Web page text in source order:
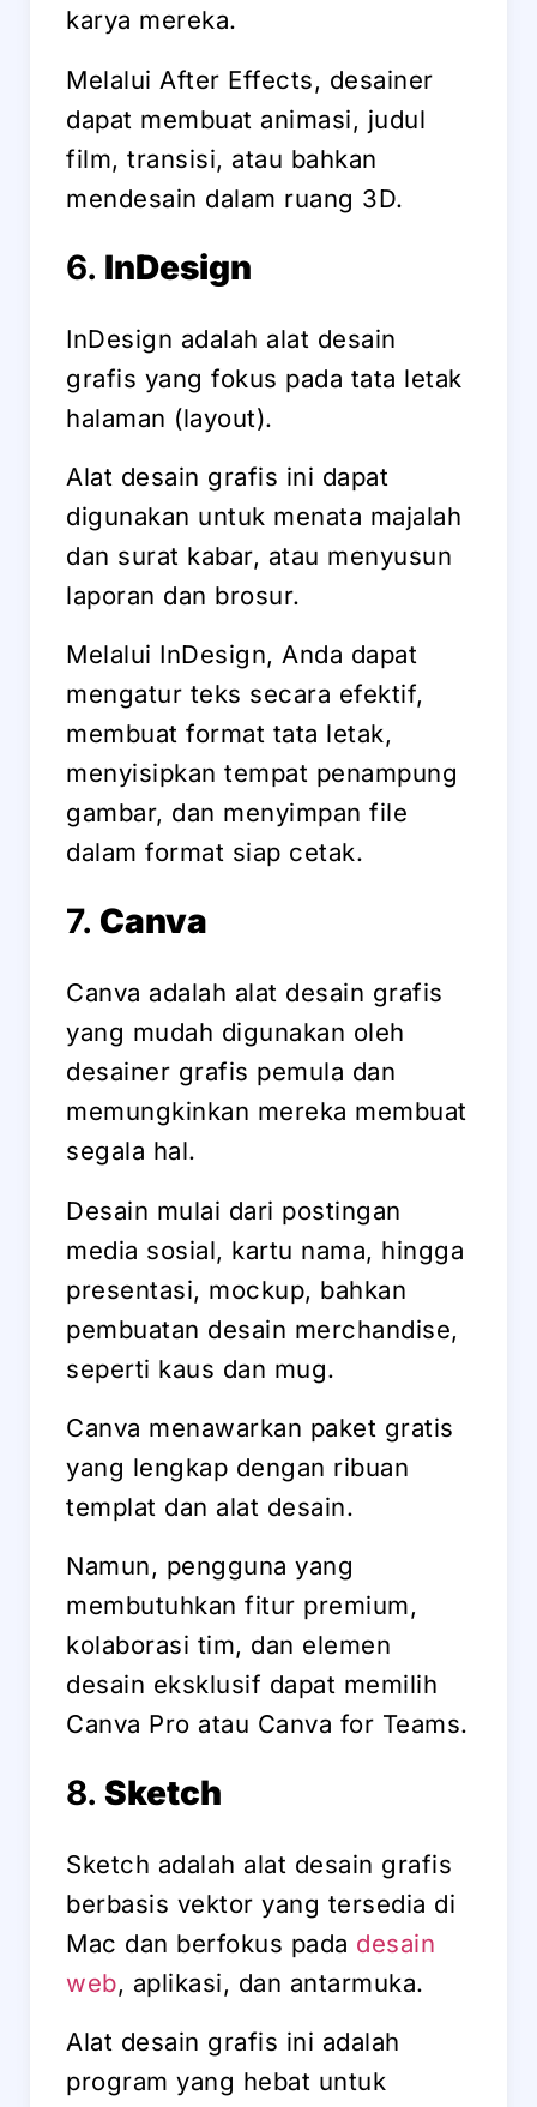
karya mereka.
Melalui After Effects, desainer
dapat membuat animasi, judul
film, transisi, atau bahkan
mendesain dalam ruang 3D.
6. InDesign
InDesign adalah alat desain
grafis yang fokus pada tata letak
halaman (layout).
Alat desain grafis ini dapat
digunakan untuk menata majalah
dan surat kabar, atau menyusun
laporan dan brosur.
Melalui InDesign, Anda dapat
mengatur teks secara efektif,
membuat format tata letak,
menyisipkan tempat penampung
gambar, dan menyimpan file
dalam format siap cetak.
7. Canva
Canva adalah alat desain grafis
yang mudah digunakan oleh
desainer grafis pemula dan
memungkinkan mereka membuat
segala hal.
Desain mulai dari postingan
media sosial, kartu nama, hingga
presentasi, mockup, bahkan
pembuatan desain merchandise,
seperti kaus dan mug.
Canva menawarkan paket gratis
yang lengkap dengan ribuan
templat dan alat desain.
Namun, pengguna yang
membutuhkan fitur premium,
kolaborasi tim, dan elemen
desain eksklusif dapat memilih
Canva Pro atau Canva for Teams.
8. Sketch
Sketch adalah alat desain grafis
berbasis vektor yang tersedia di
Mac dan berfokus pada desain
web, aplikasi, dan antarmuka.
Alat desain grafis ini adalah
program yang hebat untuk